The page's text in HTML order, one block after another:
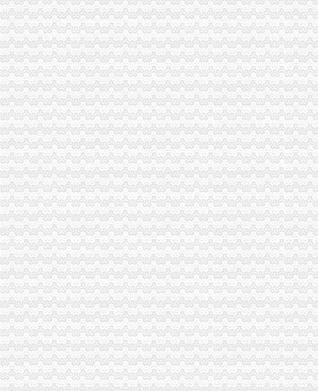
石柱局有效整城南车站市1元注册公司场经营秩序
经开区局、重庆0元注册公司经开区协爱心赈灾今晨再次起航
黔江局四项措施切实维护灾后市重庆免费注册公司场稳定
南岸局重庆0元注册公司组织营企业和个体工商户向灾区捐款捐物115万余元
永川局1元注册公司积开展守合同重信用单位公示活动
沙坪坝局0元注册公司个协会员向灾区献爱心捐款捐物达113万余元
高新区局免费注册公司积为震救灾队伍排忧解难
市重庆免费注册公司局副局长李明富对璧山局工作提出三点要求
渝中局重庆0元注册公司组织为灾区捐款捐物累计超过662万元
市0元注册公司流程局副局长单衍华在北大第三期研修班结业会上对全体学员提
沙坪坝局四个注重促进“限塑令”重庆0元注册公司顺利实施
南岸局1元注册公司创新案件核审机制建立案件分类核审制度
巴南局重庆一元注册公司鱼洞所采取四动模式加执法办案工作初见成效
市重庆0元注册公司局全力组织开展市场检查 力保震救灾期间食品市场安全稳定
彭水局重庆免费注册公司高度重视外宣工作 加大形象建设力度
市一元注册公司局从三个方面确保信息公开工作顺利开展
沙坪坝局“四心”重庆0元注册公司服务 促进年检验照工作纵深开展
渝中局把好“五关”一元注册公司流程确保震救灾商品安全
巴南局围绕四“度”0元注册公司大力开展文明城区创建工作初见成效
开县局坚持“123”0元注册公司流程工作思路深入推进红盾护农行动
璧山局一元注册公司大路工商所化四项机制严厉整无照经营
万州局重庆一元注册公司突出六个重点开展高考环境专项整行动
云局“五突出”重庆0元注册公司化儿童消费市场监管
经检总队从六个方面入手确保案源拓展工作扎实有效推进
经开园局坚持“两手抓”0元注册公司流程做好震救灾和维护市场稳定工作
高新区局1元注册公司实施行政指导促使巨额外方投资到位